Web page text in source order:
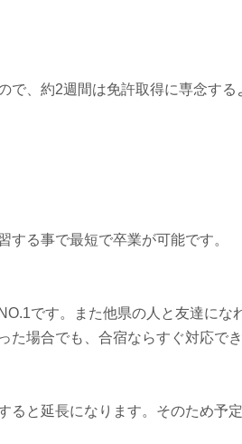
で、約2週間は免許取得に専念する
る事で最短で卒業が可能です。
です。また他県の人と友達にな
場合でも、合宿ならすぐ対応でき
と延長になります。そのため予